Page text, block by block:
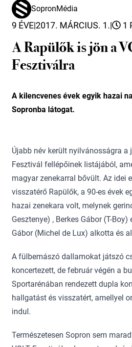
SopronMédia
9 ÉVE|2017. MÁRCIUS. 1.| 1
A Rapülők is jön a
Fesztiválra
A kilencvenes évek egyik hazai
Sopronba látogat.
Újabb név került nyilvánosságra a
Fesztivál fellépőinek listájából,
magyar zenekarral bővült. Az idei
visszatérő Rapülők, a 90-es évek
hazai zenekara volt, melynek
Gesztenye) , Berkes Gábor (T-
Gábor (Michel de Lux) alkotta és
A fülbemászó dallamokat játszó
koncertezett, de február végén a
Sportarénában rendezett dupla
hallgatást és visszatért, amellyel
indul.
Természetesen Sopron sem